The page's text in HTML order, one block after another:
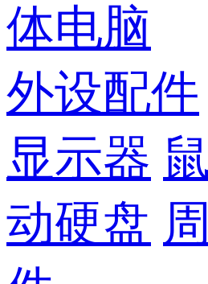
体电脑
外设配件
显示器
动硬盘